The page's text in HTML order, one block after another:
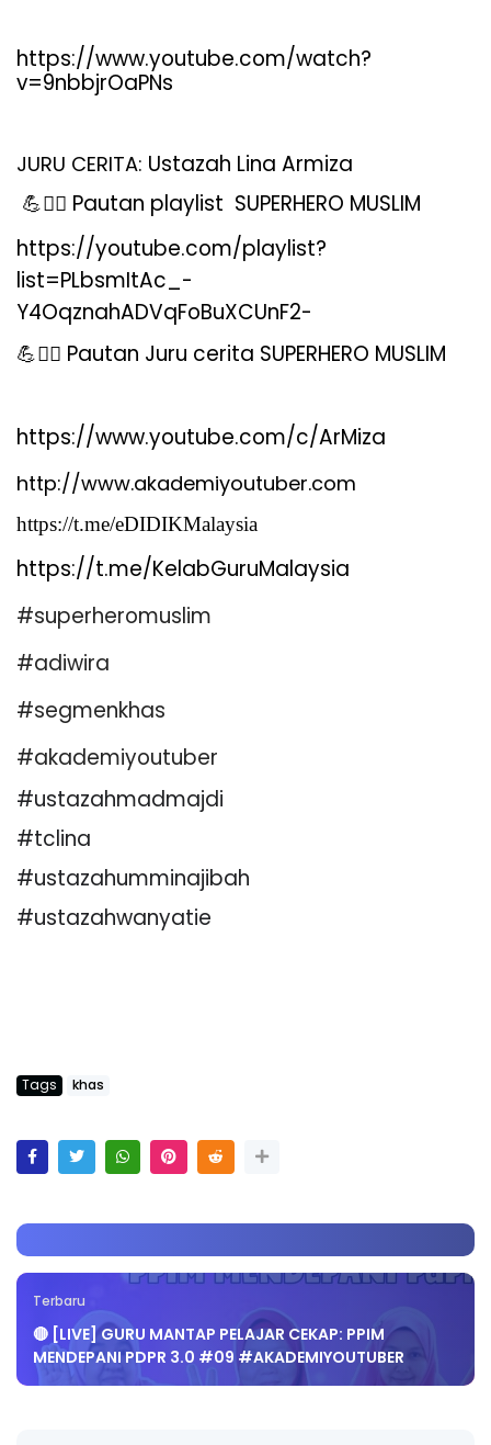
https://www.youtube.com/watch?
v=9nbbjrOaPNs
JURU CERITA: Ustazah Lina Armiza
💪🦸 ️ Pautan playlist SUPERHERO MUSLIM
https://youtube.com/playlist?
list=PLbsmItAc_-
Y4OqznahADVqFoBuXCUnF2-
💪🦸 ️ Pautan Juru cerita SUPERHERO MUSLIM
https://www.youtube.com/c/ArMiza
http://www.akademiyoutuber.com
https://t.me/eDIDIKMalaysia
https://t.me/KelabGuruMalaysia
#superheromuslim
#adiwira
#segmenkhas
#akademiyoutuber
#ustazahmadmajdi
#tclina
#ustazahumminajibah
#ustazahwanyatie
Tags khas
Terbaru
🔴 [LIVE] GURU MANTAP PELAJAR CEKAP: PPIM
MENDEPANI PDPR 3.0 #09 #AKADEMIYOUTUBER